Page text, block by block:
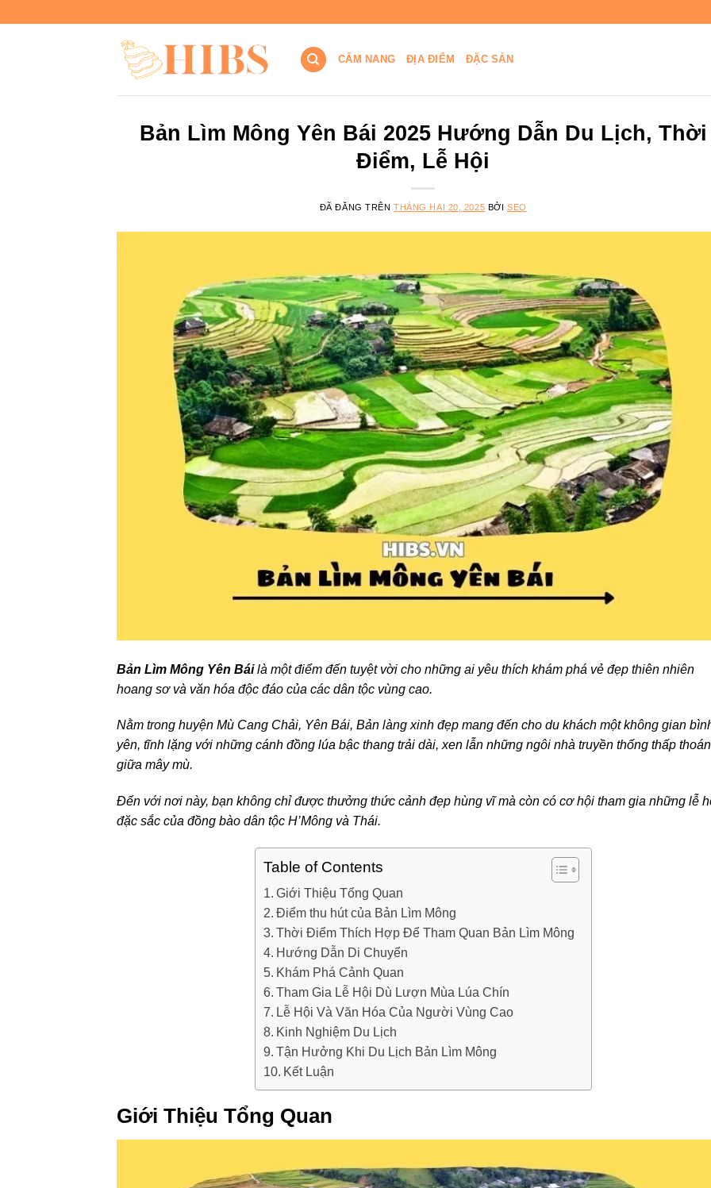
CẨM NANG ĐỊA ĐIỂM ĐẶC SẢN
Bản Lìm Mông Yên Bái 2025 Hướng Dẫn Du Lịch, Thời
Điểm, Lễ Hội
ĐÃ ĐĂNG TRÊNTHÁNG HAI 20, 2025 BỞI SEO
Bản Lìm Mông Yên Báilà một điểm đến tuyệt vời cho những ai yêu thích khám phá vẻ đẹp thiên nhiên
hoang sơ và văn hóa độc đáo của các dân tộc vùng cao.
Nằm trong huyện Mù Cang Chải, Yên Bái, Bản làng xinh đẹp mang đến cho du khách một không gian
yên, tĩnh lặng với những cánh đồng lúa bậc thang trải dài, xen lẫn những ngôi nhà truyền thống thấp
giữa mây mù.
Đến với nơi này, bạn không chỉ được thưởng thức cảnh đẹp hùng vĩ mà còn có cơ hội tham gia những lễ
đặc sắc của đồng bào dân tộc H’Mông và Thái.
Table of Contents
Giới Thiệu Tổng Quan
Điểm thu hút của Bản Lìm Mông
Thời Điểm Thích Hợp Để Tham Quan Bản Lìm Mông
Hướng Dẫn Di Chuyển
Khám Phá Cảnh Quan
Tham Gia Lễ Hội Dù Lượn Mùa Lúa Chín
Lễ Hội Và Văn Hóa Của Người Vùng Cao
Kinh Nghiệm Du Lịch
Tận Hưởng Khi Du Lịch Bản Lìm Mông
Kết Luận
Giới Thiệu Tổng Quan